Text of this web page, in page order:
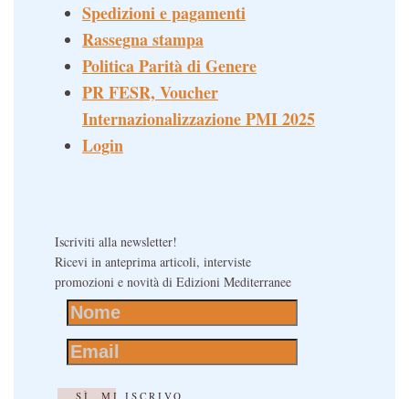
Spedizioni e pagamenti
Rassegna stampa
Politica Parità di Genere
PR FESR, Voucher
Internazionalizzazione PMI 2025
Login
Iscriviti alla newsletter!
Ricevi in anteprima articoli, interviste
promozioni e novità di Edizioni Mediterranee
SÌ, MI ISCRIVO